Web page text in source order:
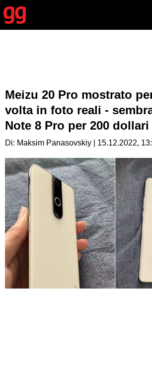
Meizu 20 Pro mostrato
volta in foto reali -
Note 8 Pro per 200 dollari
Di: Maksim Panasovskiy | 15.12.2022,